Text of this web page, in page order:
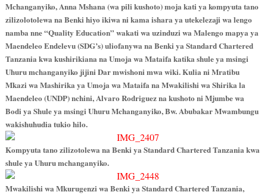
Mchanganyiko, Anna Mshana (wa pili kushoto) moja kati ya kompyuta tano
zilizolotolewa na Benki hiyo ikiwa ni kama ishara ya utekelezaji wa lengo
namba nne “Quality Education” wakati wa uzinduzi wa Malengo mapya ya
Maendeleo Endelevu (SDG’s) uliofanywa na Benki ya Standard Chartered
Tanzania kwa kushirikiana na Umoja wa Mataifa katika shule ya msingi
Uhuru mchanganyiko jijini Dar mwishoni mwa wiki. Kulia ni Mratibu
Mkazi wa Mashirika ya Umoja wa Mataifa na Mwakilishi wa Shirika la
Maendeleo (UNDP) nchini, Alvaro Rodriguez na kushoto ni Mjumbe wa
Bodi ya Shule ya msingi Uhuru Mchanganyiko, Bw. Abubakar Mwambungu
wakishuhudia tukio hilo.
Kompyuta tano zilizotolewa na Benki ya Standard Chartered Tanzania kwa
shule ya Uhuru mchanganyiko.
Mwakilishi wa Mkurugenzi wa Benki ya Standard Chartered Tanzania,